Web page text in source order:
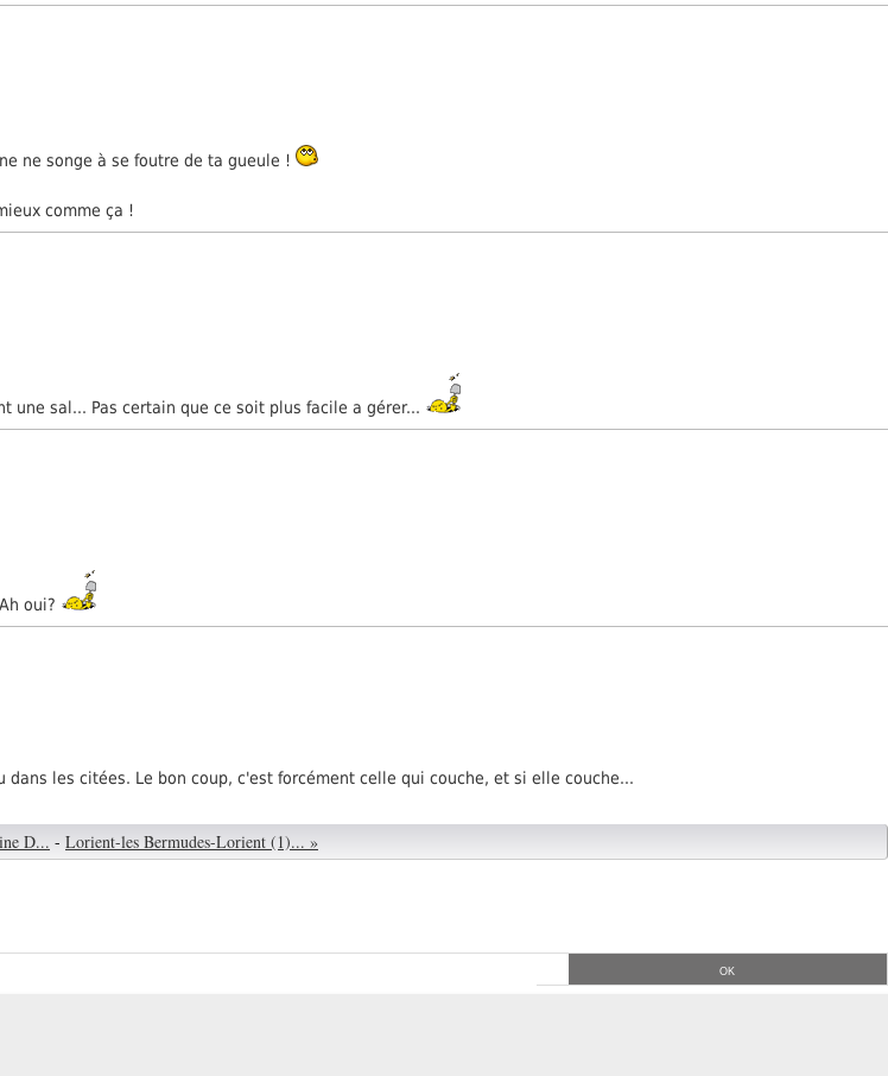
ne songe à se foutre de ta gueule !
comme ça !
une sal... Pas certain que ce soit plus facile a gérer...
oui?
les citées. Le bon coup, c'est forcément celle qui couche, et si elle couche...
D... - Lorient-les Bermudes-Lorient (1)... »